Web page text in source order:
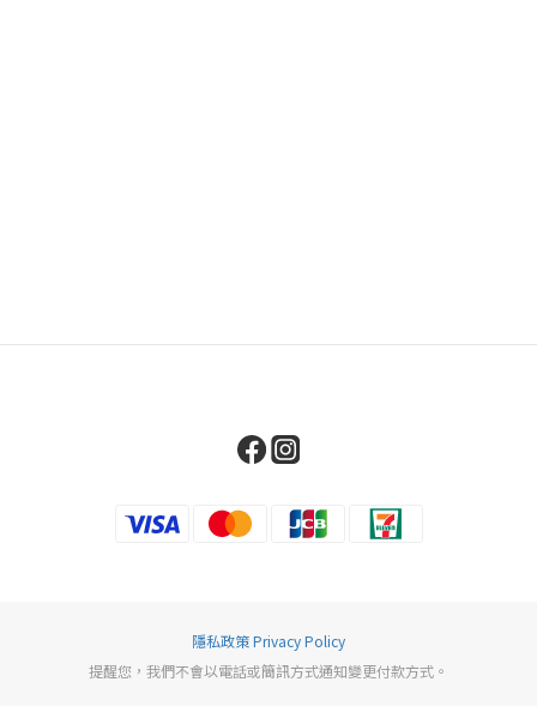
隱私政策 Privacy Policy
提醒您，我們不會以電話或簡訊方式通知變更付款方式。